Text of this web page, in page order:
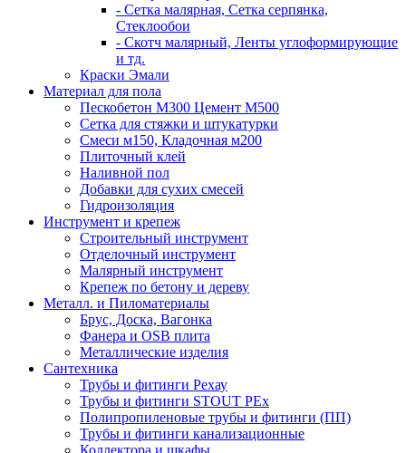
- Сетка малярная, Сетка серпянка,
Стеклообои
- Скотч малярный, Ленты углоформирующие
и тд.
Краски Эмали
Материал для пола
Пескобетон М300 Цемент М500
Сетка для стяжки и штукатурки
Смеси м150, Кладочная м200
Плиточный клей
Наливной пол
Добавки для сухих смесей
Гидроизоляция
Инструмент и крепеж
Строительный инструмент
Отделочный инструмент
Малярный инструмент
Крепеж по бетону и дереву
Металл. и Пиломатериалы
Брус, Доска, Вагонка
Фанера и OSB плита
Металлические изделия
Сантехника
Трубы и фитинги Рехау
Трубы и фитинги STOUT PEx
Полипропиленовые трубы и фитинги (ПП)
Трубы и фитинги канализационные
Коллектора и шкафы